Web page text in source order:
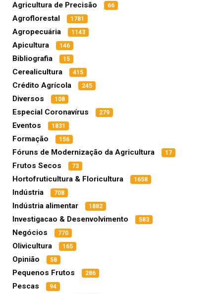
Agricultura de Precisão 66
Agroflorestal 1781
Agropecuária 1143
Apicultura 146
Bibliografia 15
Cerealicultura 415
Crédito Agrícola 245
Diversos 108
Especial Coronavírus 279
Eventos 1831
Formação 156
Fóruns de Modernização da Agricultura 17
Frutos Secos 73
Hortofruticultura & Floricultura 1658
Indústria 708
Indústria alimentar 1882
Investigacao & Desenvolvimento 583
Negócios 770
Olivicultura 165
Opinião 58
Pequenos Frutos 286
Pescas 94